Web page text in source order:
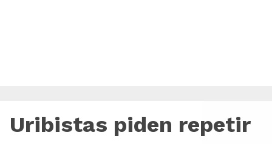
Uribistas piden repetir